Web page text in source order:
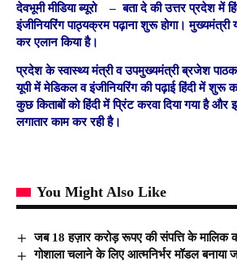
देवभूमी मीडिया ब्यूरो –बता दे की उत्तर प्रदेश में
इंजीनियरिंग पाठ्यक्रम पढ़ाना शुरू होगा। मुख्यमंत्री
कर एलान किया है।
प्रदेश के स्वास्थ्य मंत्री व उपमुख्यमंत्री ब्रजेश
यूपी में मेडिकल व इंजीनियरिंग की पढ़ाई हिंदी में शुरू
कुछ किताबों को हिंदी में प्रिंट करवा दिया गया है
लगातार काम कर रही है।
You Might Also Like
जब 18 हज़ार करोड़ रूपए की संपत्ति के मालिक
गोशाला चलाने के लिए आत्मनिर्भर मॉडल बनाया